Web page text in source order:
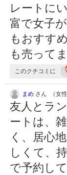
レートに
富で女子
もおすす
も売って
このクチコミに
まめ さん （女
友人とラ
ートは、
く、居心
しくて、
で予約し